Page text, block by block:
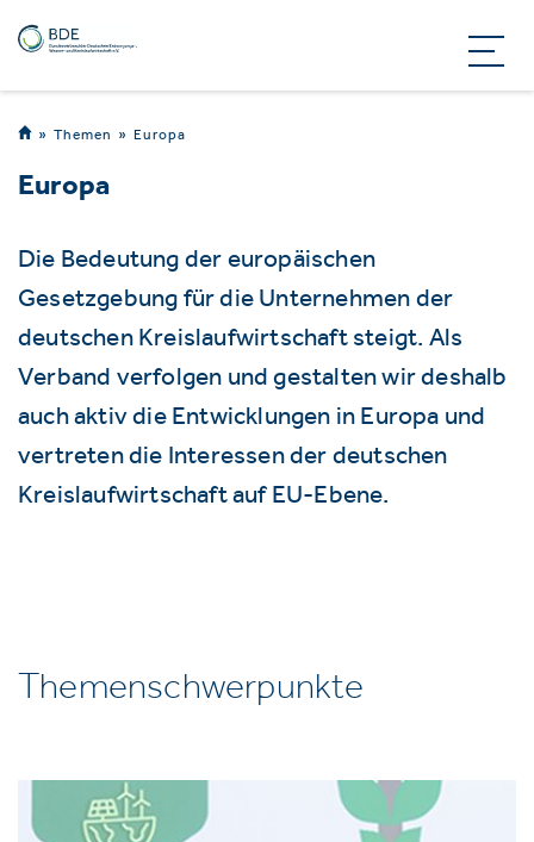
Themen Europa
Europa
Die Bedeutung der europäischen
Gesetzgebung für die Unternehmen der
deutschen Kreislaufwirtschaft steigt. Als
Verband verfolgen und gestalten wir deshalb
auch aktiv die Entwicklungen in Europa und
vertreten die Interessen der deutschen
Kreislaufwirtschaft auf EU-Ebene.
Themenschwerpunkte